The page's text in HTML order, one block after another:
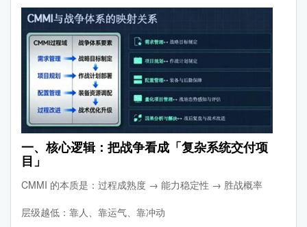
一、核心逻辑：把战争看成「复杂系统交付项
目」
CMMI 的本质是：过程成熟度 → 能力稳定性 → 胜战概率
层级越低：靠人、靠运气、靠冲动